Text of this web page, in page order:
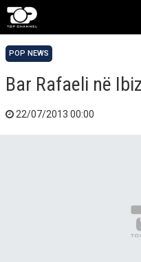
POP NEWS
Bar Rafaeli në
22/07/2013 00:00